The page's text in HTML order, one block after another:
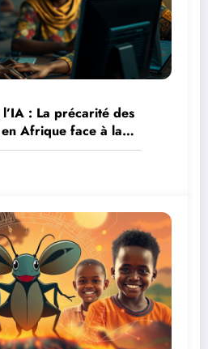
: La précarité des
Afrique face à la